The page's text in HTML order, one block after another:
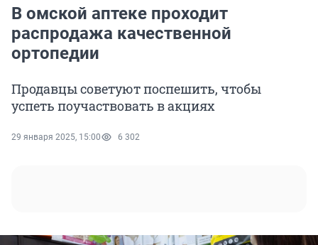
В омской аптеке проходит
распродажа качественной
ортопедии
Продавцы советуют поспешить, чтобы
успеть поучаствовать в акциях
29 января 2025, 15:00 6 302